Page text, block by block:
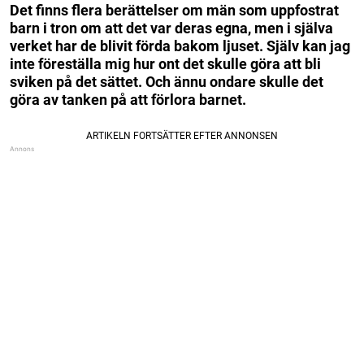
Det finns flera berättelser om män som uppfostrat
barn i tron om att det var deras egna, men i själva
verket har de blivit förda bakom ljuset. Själv kan jag
inte föreställa mig hur ont det skulle göra att bli
sviken på det sättet. Och ännu ondare skulle det
göra av tanken på att förlora barnet.